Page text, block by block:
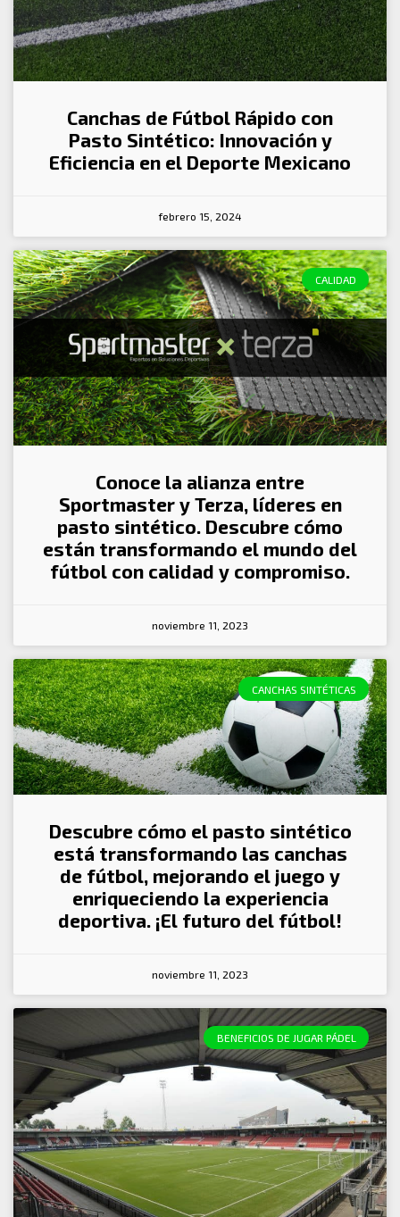
Canchas de Fútbol Rápido con
Pasto Sintético: Innovación y
Eficiencia en el Deporte Mexicano
febrero 15, 2024
CALIDAD
Conoce la alianza entre
Sportmaster y Terza, líderes en
pasto sintético. Descubre cómo
están transformando el mundo del
fútbol con calidad y compromiso.
noviembre 11, 2023
CANCHAS SINTÉTICAS
Descubre cómo el pasto sintético
está transformando las canchas
de fútbol, mejorando el juego y
enriqueciendo la experiencia
deportiva. ¡El futuro del fútbol!
noviembre 11, 2023
BENEFICIOS DE JUGAR PÁDEL